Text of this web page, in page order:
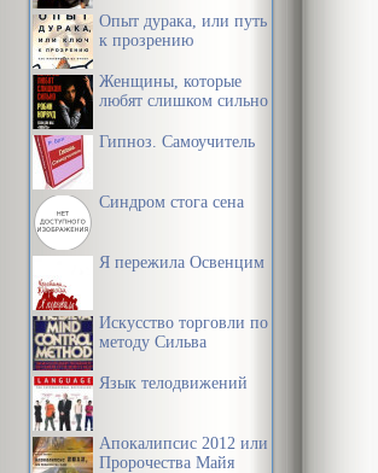
Опыт дурака, или путь
к прозрению
Женщины, которые
любят слишком сильно
Гипноз. Самоучитель
Синдром стога сена
Я пережила Освенцим
Искусство торговли по
методу Сильва
Язык телодвижений
Апокалипсис 2012 или
Пророчества Майя